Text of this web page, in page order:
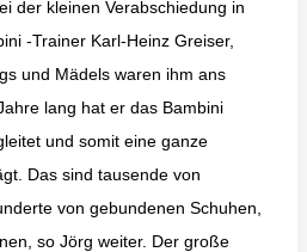
der kleinen Verabschiedung in
-Trainer Karl-Heinz Greiser,
und Mädels waren ihm ans
lang hat er das Bambini
und somit eine ganze
Das sind tausende von
von gebundenen Schuhen,
so Jörg weiter. Der große